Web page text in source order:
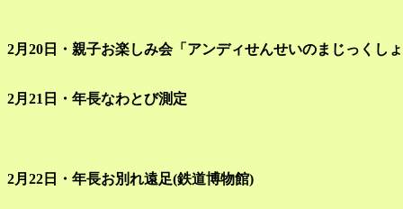
2月20日・親子お楽しみ会「アンディせんせいのまじっくし
2月21日・年長なわとび測定
2月22日・年長お別れ遠足(鉄道博物館)